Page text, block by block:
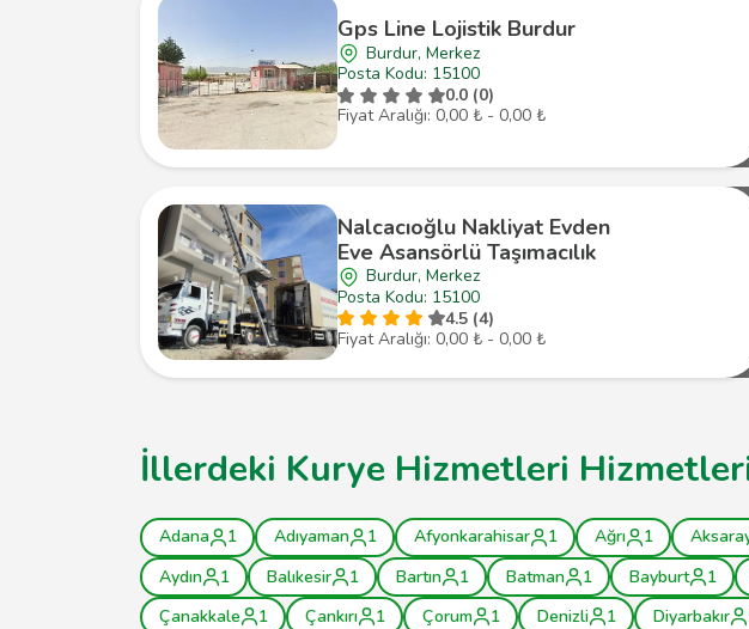
Gps Line Lojistik Burdur
Burdur, Merkez
Posta Kodu: 15100
0.0 (0)
Fiyat Aralığı: 0,00 ₺ - 0,00 ₺
Nalcacıoğlu Nakliyat Evden
Eve Asansörlü Taşımacılık
Burdur, Merkez
Posta Kodu: 15100
4.5 (4)
Fiyat Aralığı: 0,00 ₺ - 0,00 ₺
İllerdeki Kurye Hizmetleri
Adana 1 Adıyaman 1 Afyonkarahisar 1 Ağrı 1
Aydın
1 Balıkesir 1 Bartın 1 Batman 1 Bayburt 1
Çanakkale
1 Çankırı 1 Çorum 1 Denizli 1 Diyarbakır